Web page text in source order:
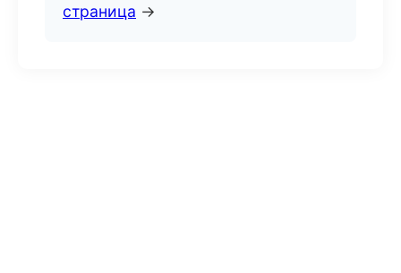
страница →